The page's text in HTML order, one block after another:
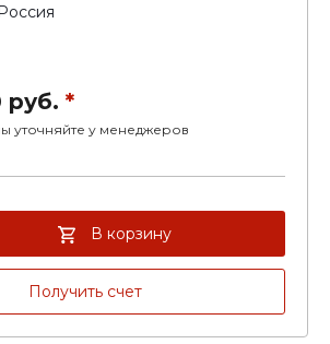
Россия
руб. *
уточняйте у менеджеров
Получить счет
В корзину